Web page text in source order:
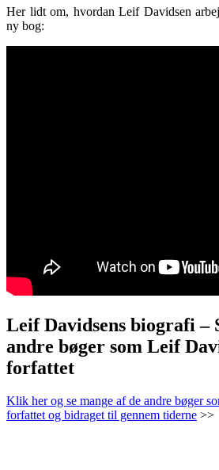
Her lidt om, hvordan Leif Davidsen
ny bog:
Leif Davidsens biografi –
andre bøger som Leif
forfattet
Klik her og se mange af de andre bøger
forfattet og bidraget til gennem tiderne >>